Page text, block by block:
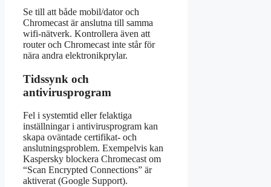
Se till att både mobil/dator och
Chromecast är anslutna till samma
wifi-nätverk. Kontrollera även att
router och Chromecast inte står för
nära andra elektronikprylar.
Tidssynk och
antivirusprogram
Fel i systemtid eller felaktiga
inställningar i antivirusprogram kan
skapa oväntade certifikat- och
anslutningsproblem. Exempelvis kan
Kaspersky blockera Chromecast om
“Scan Encrypted Connections” är
aktiverat (Google Support).